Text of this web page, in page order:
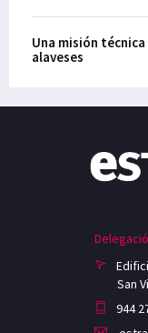
Una misión
alaveses
San
944